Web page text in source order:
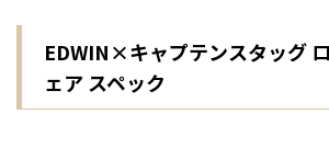
EDWIN×キャプテンスタッグ
ェア スペック